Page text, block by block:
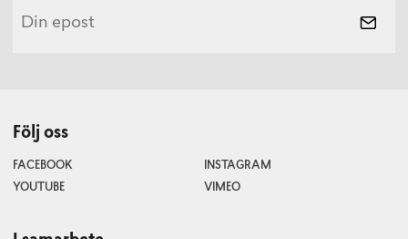
Följ oss
FACEBOOK
INSTAGRAM
YOUTUBE
VIMEO